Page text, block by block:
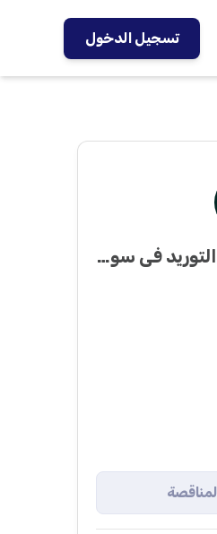
تسجيل الدخول
الهيئة العامة للإمداد والتوريد في سوريا